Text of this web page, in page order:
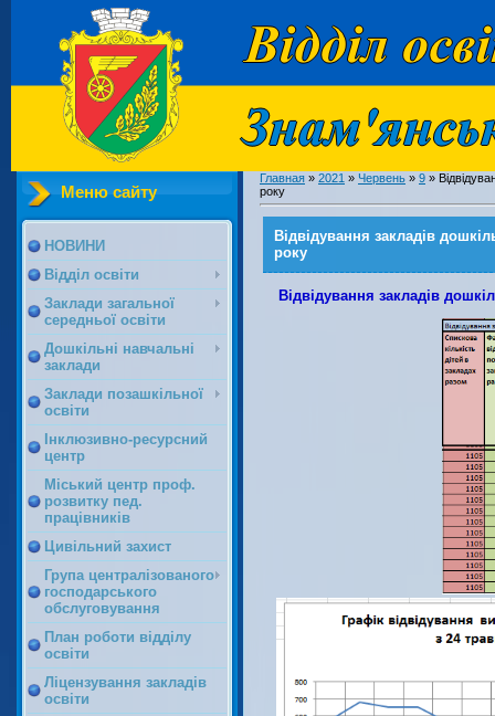
Меню сайту
НОВИНИ
Відділ освіти
Заклади загальної
середньої освіти
Дошкільні навчальні
заклади
Заклади позашкільної
освіти
Інклюзивно-ресурсний
центр
Міський центр проф.
розвитку пед.
працівників
Цивільний захист
Група централізованого
господарського
обслуговування
План роботи відділу
освіти
Ліцензування закладів
освіти
Главная » 2021 » Червень » 9 »
року
Відвідування закладів
року
Відвідування закладів